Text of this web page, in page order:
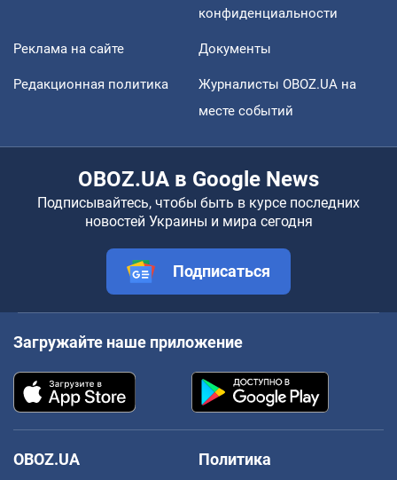
конфиденциальности
Реклама на сайте Документы
Редакционная политика
Журналисты OBOZ.UA на
месте событий
OBOZ.UA в Google News
Подписывайтесь, чтобы быть в курсе последних
новостей Украины и мира сегодня
Подписаться
Загружайте наше приложение
OBOZ.UA
Политика